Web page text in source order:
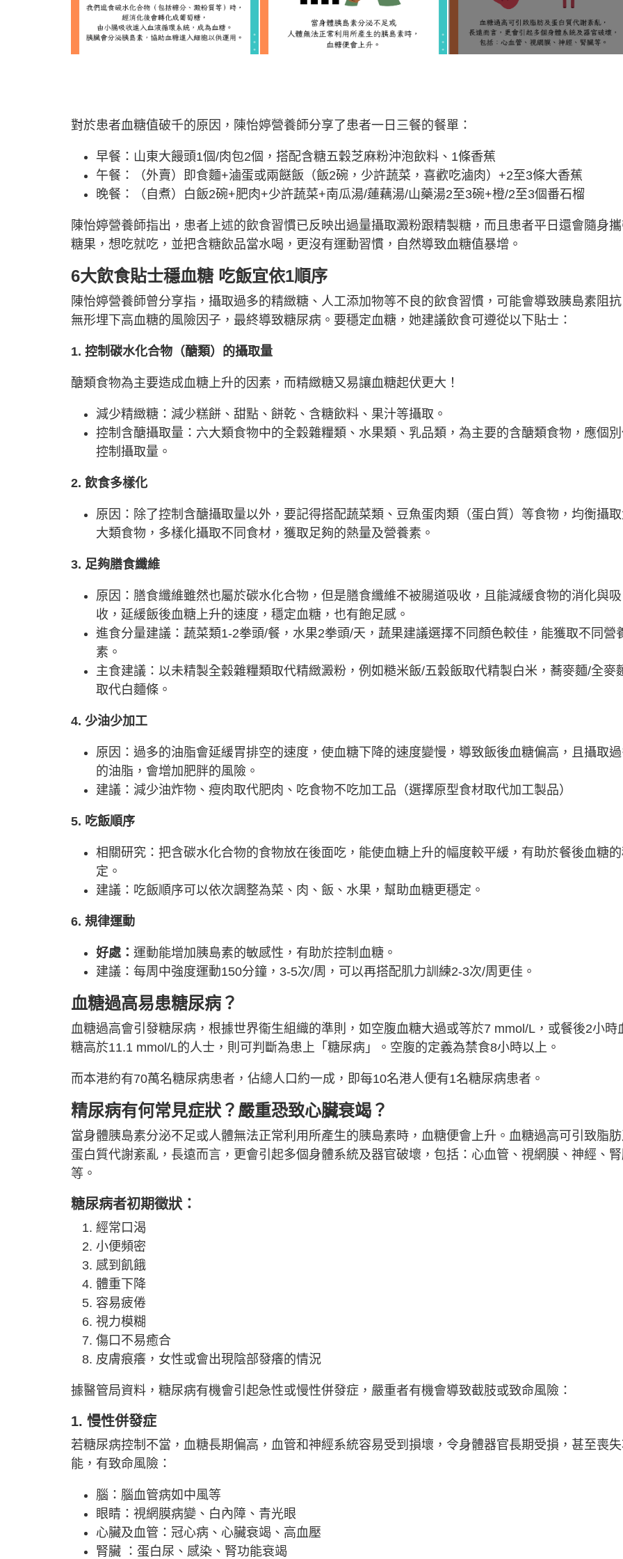
對於患者血糖值破千的原因，陳怡婷營養師分享了患者一日三餐的餐單：
早餐：山東大饅頭1個/肉包2個，搭配含糖五穀芝麻粉沖泡飲料、1條香蕉
午餐：（外賣）即食麵+滷蛋或兩餸飯（飯2碗，少許蔬菜，喜歡吃滷肉）+2至3條大香蕉
晚餐：（自煮）白飯2碗+肥肉+少許蔬菜+南瓜湯/蓮藕湯/山藥湯2至3碗+橙/2至3個番石榴
陳怡婷營養師指出，患者上述的飲食習慣已反映出過量攝取澱粉跟精製糖，而且患者平日還會隨身
糖果，想吃就吃，並把含糖飲品當水喝，更沒有運動習慣，自然導致血糖值暴增。
6大飲食貼士穩血糖 吃飯宜依1順序
陳怡婷營養師曾分享指，攝取過多的精緻糖、人工添加物等不良的飲食習慣，可能會導致胰島素阻
無形埋下高血糖的風險因子，最終導致糖尿病。要穩定血糖，她建議飲食可遵從以下貼士：
1. 控制碳水化合物（醣類）的攝取量
醣類食物為主要造成血糖上升的因素，而精緻糖又易讓血糖起伏更大！
減少精緻糖：減少糕餅、甜點、餅乾、含糖飲料、果汁等攝取。
控制含醣攝取量：六大類食物中的全穀雜糧類、水果類、乳品類，為主要的含醣類食物，應個
控制攝取量。
2. 飲食多樣化
原因：除了控制含醣攝取量以外，要記得搭配蔬菜類、豆魚蛋肉類（蛋白質）等食物，均衡攝
大類食物，多樣化攝取不同食材，獲取足夠的熱量及營養素。
3. 足夠膳食纖維
原因：膳食纖維雖然也屬於碳水化合物，但是膳食纖維不被腸道吸收，且能減緩食物的消化與吸
收，延緩飯後血糖上升的速度，穩定血糖，也有飽足感。
進食分量建議：蔬菜類1-2拳頭/餐，水果2拳頭/天，蔬果建議選擇不同顏色較佳，能獲取不同營
素。
主食建議：以未精製全穀雜糧類取代精緻澱粉，例如糙米飯/五穀飯取代精製白米，蕎麥麵/全麥
取代白麵條。
4. 少油少加工
原因：過多的油脂會延緩胃排空的速度，使血糖下降的速度變慢，導致飯後血糖偏高，且攝取
的油脂，會增加肥胖的風險。
建議：減少油炸物、瘦肉取代肥肉、吃食物不吃加工品（選擇原型食材取代加工製品）
5. 吃飯順序
相關研究：把含碳水化合物的食物放在後面吃，能使血糖上升的幅度較平緩，有助於餐後血糖
定。
建議：吃飯順序可以依次調整為菜、肉、飯、水果，幫助血糖更穩定。
6. 規律運動
好處： 運動能增加胰島素的敏感性，有助於控制血糖。
建議：每周中強度運動150分鐘，3-5次/周，可以再搭配肌力訓練2-3次/周更佳。
血糖過高易患糖尿病？
血糖過高會引發糖尿病，根據世界衞生組織的準則，如空腹血糖大過或等於7 mmol/L，或餐後2小時
糖高於11.1 mmol/L的人士，則可判斷為患上「糖尿病」。空腹的定義為禁食8小時以上。
而本港約有70萬名糖尿病患者，佔總人口約一成，即每10名港人便有1名糖尿病患者。
精尿病有何常見症狀？嚴重恐致心臟衰竭？
當身體胰島素分泌不足或人體無法正常利用所產生的胰島素時，血糖便會上升。血糖過高可引致脂
蛋白質代謝紊亂，長遠而言，更會引起多個身體系統及器官破壞，包括：心血管、視網膜、神經、
等。
糖尿病者初期徵狀：
經常口渴
小便頻密
感到飢餓
體重下降
容易疲倦
視力模糊
傷口不易癒合
皮膚痕癢，女性或會出現陰部發癢的情況
據醫管局資料，糖尿病有機會引起急性或慢性併發症，嚴重者有機會導致截肢或致命風險：
1. 慢性併發症
若糖尿病控制不當，血糖長期偏高，血管和神經系統容易受到損壞，令身體器官長期受損，甚至喪
能，有致命風險：
腦：腦血管病如中風等
眼睛：視網膜病變、白內障、青光眼
心臟及血管：冠心病、心臟衰竭、高血壓
腎臟 ：蛋白尿、感染、腎功能衰竭